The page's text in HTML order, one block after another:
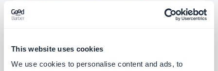
This website uses cookies
We use cookies to personalise content and ads, to
Il CMS integrato ti permette di creare qualsiasi
office. È lo strumento perfetto per creare
contenuti esclusivi per la tua app e premiare i